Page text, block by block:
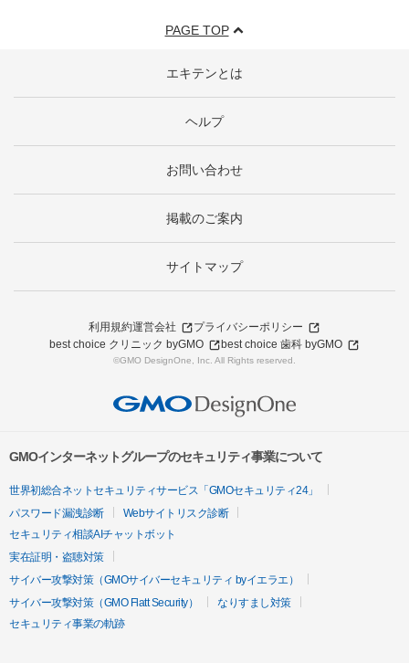
PAGE TOP
エキテンとは
ヘルプ
お問い合わせ
掲載のご案内
サイトマップ
利用規約運営会社
プライバシーポリシー
best choice クリニック byGMO
best choice 歯科 byGMO
©GMO DesignOne, Inc. All Rights reserved.
GMOインターネットグループのセキュリティ事業について
世界初総合ネットセキュリティサービス「GMOセキュリティ24」
パスワード漏洩診断
Webサイトリスク診断
セキュリティ相談AIチャットボット
実在証明・盗聴対策
サイバー攻撃対策（GMOサイバーセキュリティ byイエラエ）
サイバー攻撃対策（GMO Flatt Security）
なりすまし対策
セキュリティ事業の軌跡